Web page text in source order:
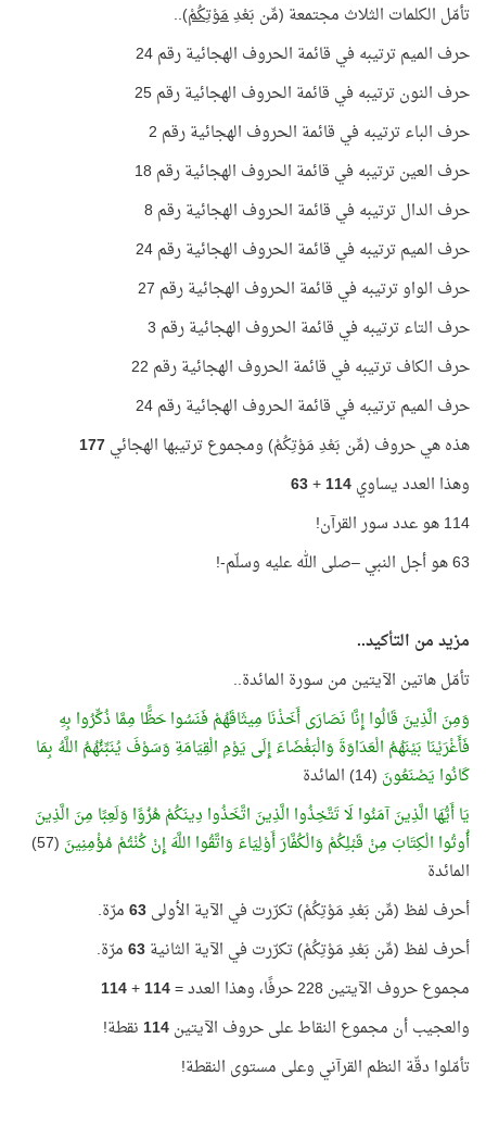
تأمّل الكلمات الثلاث مجتمعة (مِّن بَعْدِمَوْتِكُمْ)..
حرف الميم ترتيبه في قائمة الحروف الهجائية رقم 24
حرف النون ترتيبه في قائمة الحروف الهجائية رقم 25
حرف الباء ترتيبه في قائمة الحروف الهجائية رقم 2
حرف العين ترتيبه في قائمة الحروف الهجائية رقم 18
حرف الدال ترتيبه في قائمة الحروف الهجائية رقم 8
حرف الميم ترتيبه في قائمة الحروف الهجائية رقم 24
حرف الواو ترتيبه في قائمة الحروف الهجائية رقم 27
حرف التاء ترتيبه في قائمة الحروف الهجائية رقم 3
حرف الكاف ترتيبه في قائمة الحروف الهجائية رقم 22
حرف الميم ترتيبه في قائمة الحروف الهجائية رقم 24
هذه هي حروف (مِّن بَعْدِ مَوْتِكُمْ) ومجموع ترتيبها الهجائي177
وهذا العدد يساوي114
+
63
114 هو عدد سور القرآن!
63 هو أجل النبي –صلى الله عليه وسلّم-!
مزيد من التأكيد..
تأمّل هاتين الآيتين من سورة المائدة..
وَمِنَ الَّذِينَ قَالُوا إِنَّا نَصَارَى أَخَذْنَا مِيثَاقَهُمْ فَنَسُوا حَظًّا مِمَّا ذُكِّرُوا بِهِ
فَأَغْرَيْنَا بَيْنَهُمُ الْعَدَاوَةَ وَالْبَغْضَاءَ إِلَى يَوْمِ الْقِيَامَةِ وَسَوْفَ يُنَبِّئُهُمُ اللَّهُ بِمَا
كَانُوا يَصْنَعُونَ (14) المائدة
يَا أَيُّهَا الَّذِينَ آمَنُوا لَا تَتَّخِذُوا الَّذِينَ اتَّخَذُوا دِينَكُمْ هُزُوًا وَلَعِبًا مِنَ الَّذِينَ
أُوتُوا الْكِتَابَ مِنْ قَبْلِكُمْ وَالْكُفَّارَ أَوْلِيَاءَ وَاتَّقُوا اللَّهَ إِنْ كُنْتُمْ مُؤْمِنِينَ
(57)
المائدة
أحرف لفظ (مِّن بَعْدِ مَوْتِكُمْ) تكرّرت في الآية الأولى63مرّة.
أحرف لفظ (مِّن بَعْدِ مَوْتِكُمْ) تكرّرت في الآية الثانية63مرّة.
مجموع حروف الآيتين 228 حرفًا، وهذا العدد =
114
+
114
والعجيب أن مجموع النقاط على حروف الآيتين114نقطة!
تأمّلوا دقّة النظم القرآني وعلى مستوى النقطة!